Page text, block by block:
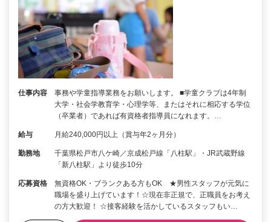
仕事内容
事務や学童指導業務をお願いします。 ■学童クラブは4年制
大学・社会学教育学・心理学等、またはそれに相応する学位
（卒業者）であれば有資格者指導員になれます。…
給与 月給240,000円以上（賞与年2ヶ月分）
勤務地
千葉県松戸市八ケ崎／京成松戸線「八柱駅」・JR武蔵野線
「新八柱駅」より徒歩10分
応募資格
無資格OK・ブランクある方もOK ★男性スタッフが元気に
職場を盛り上げています！☆現在非正規で、正職員をお考え
の方大歓迎！ ☆接客経験を活かしているスタッフもい…